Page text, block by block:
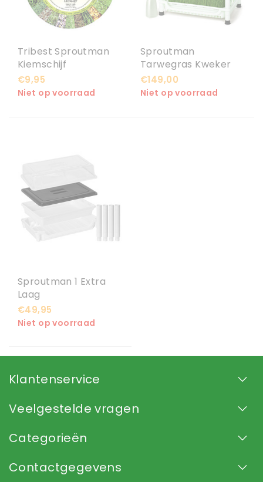
Tribest Sproutman
Kiemschijf
€9,95
Niet op voorraad
Sproutman
Tarwegras Kweker
SM-350
€149,00
Niet op voorraad
Sproutman 1 Extra
Laag
€49,95
Niet op voorraad
Klantenservice
Veelgestelde vragen
Categorieën
Contactgegevens